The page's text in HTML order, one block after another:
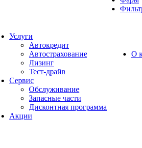
Услуги
Автокредит
Автострахование
Лизинг
Тест-драйв
Сервис
Обслуживание
Запасные части
Дисконтная программа
Акции
О